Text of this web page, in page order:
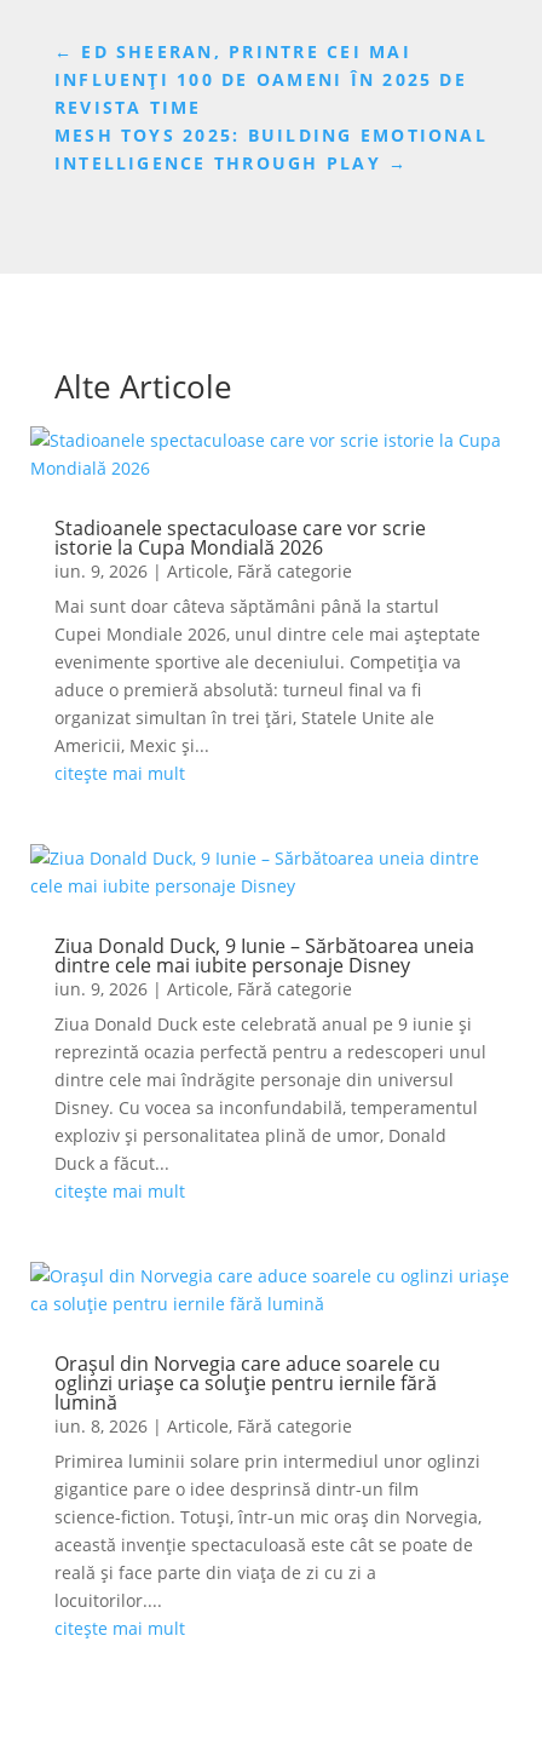
← ED SHEERAN, PRINTRE CEI MAI
INFLUENȚI 100 DE OAMENI ÎN 2025 DE
REVISTA TIME
MESH TOYS 2025: BUILDING EMOTIONAL
INTELLIGENCE THROUGH PLAY​ →
Alte Articole
Stadioanele spectaculoase care vor scrie
istorie la Cupa Mondială 2026
iun. 9, 2026| Articole, Fără categorie
Mai sunt doar câteva săptămâni până la startul
Cupei Mondiale 2026, unul dintre cele mai așteptate
evenimente sportive ale deceniului. Competiția va
aduce o premieră absolută: turneul final va fi
organizat simultan în trei țări, Statele Unite ale
Americii, Mexic și...
citește mai mult
Ziua Donald Duck, 9 Iunie – Sărbătoarea uneia
dintre cele mai iubite personaje Disney
iun. 9, 2026| Articole, Fără categorie
Ziua Donald Duck este celebrată anual pe 9 iunie și
reprezintă ocazia perfectă pentru a redescoperi unul
dintre cele mai îndrăgite personaje din universul
Disney. Cu vocea sa inconfundabilă, temperamentul
exploziv și personalitatea plină de umor, Donald
Duck a făcut...
citește mai mult
Orașul din Norvegia care aduce soarele cu
oglinzi uriașe ca soluție pentru iernile fără
lumină
iun. 8, 2026| Articole, Fără categorie
Primirea luminii solare prin intermediul unor oglinzi
gigantice pare o idee desprinsă dintr-un film
science-fiction. Totuși, într-un mic oraș din Norvegia,
această invenție spectaculoasă este cât se poate de
reală și face parte din viața de zi cu zi a
locuitorilor....
citește mai mult